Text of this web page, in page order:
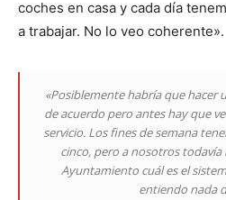
coches en casa y cada día
a trabajar. No lo veo coherente».
«Posiblemente habría que hacer
de acuerdo pero antes hay que
servicio. Los fines de semana
cinco, pero a nosotros
Ayuntamiento cuál es el
entiendo nada